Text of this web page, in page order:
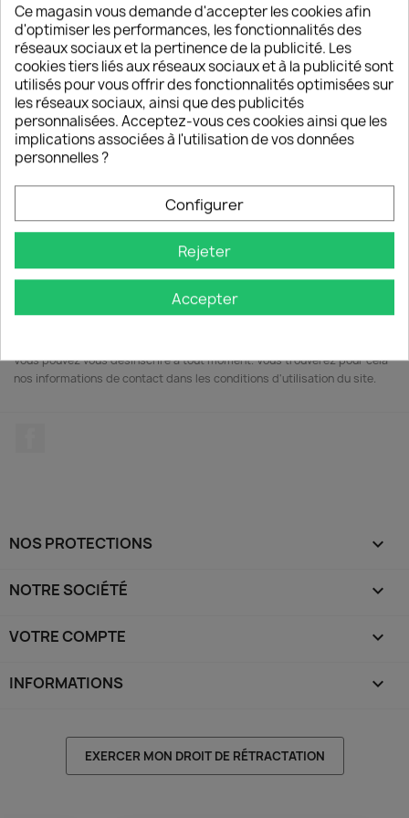
EXPERTISE & SERVICE CLIENT
Une question ? Un problème ? Notre équipe vous
répond depuis la France.
GARANTIE SATISFACTION 30 JOURS
Achetez sereinement : votre produit est garanti
contre tout défaut ou problème de conformité.
PAIEMENT 100% SÉCURISÉ
Cartes Bancaires, PayPal, Apple Pay, Google Pay &
Klarna (3x sans frais)
Recevez nos offres spéciales
Vous pouvez vous désinscrire à tout moment. Vous trouverez pour cela
nos informations de contact dans les conditions d'utilisation du site.
NOS PROTECTIONS 
NOTRE SOCIÉTÉ 
VOTRE COMPTE 
INFORMATIONS keyboard_arrow_down
EXERCER MON DROIT DE RÉTRACTATION
Ce magasin vous demande d'accepter les cookies afin
d'optimiser les performances, les fonctionnalités des
réseaux sociaux et la pertinence de la publicité. Les
cookies tiers liés aux réseaux sociaux et à la publicité sont
utilisés pour vous offrir des fonctionnalités optimisées sur
les réseaux sociaux, ainsi que des publicités
personnalisées. Acceptez-vous ces cookies ainsi que les
implications associées à l'utilisation de vos données
personnelles ?
Configurer
Rejeter
Accepter